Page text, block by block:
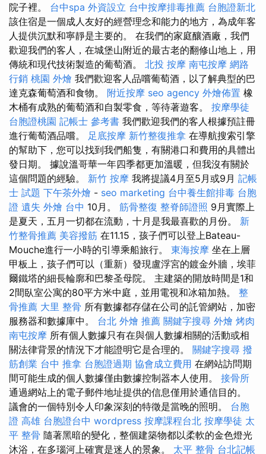
院子裡。 台中spa 外資設立 台中按摩排毒推薦 台胞證新北
該住宿是一個成人友好的經營理念和能力的地方，為成年客
人提供沉默和寧靜是主要的。 在我們的家庭釀酒廠，我們
歡迎我們的客人，在城堡山附近的最古老的翻修山地上，用
傳統和現代技術製造的葡萄酒。 北投 按摩 南屯按摩 網路
行銷 桃園 外燴 我們歡迎客人品嚐葡萄酒，以了解典型的巴
達克森葡萄酒和食物。 附近按摩 seo agency 外燴佈置 橡
木桶有成熟的葡萄酒和自製零食，等待著遊客。 按摩學徒
台胞證桃園 記帳士 參考書 我們歡迎我們的客人根據預註冊
進行葡萄酒品嚐。 足底按摩 新竹整復推拿 在導航搜索引擎
的幫助下，您可以找到我們船隻，有關港口和費用的具體出
發日期。 據說溫哥華一年四季都更加溫暖，但我沒有關於
這個問題的經驗。 新竹 按摩 我將提議4月至5月或9月 記帳
士 試題 下午茶外燴 - seo marketing 台中養生館排毒 台胞
證 遺失 外燴 台中 10月。 筋骨整復 整脊師證照 9月實際上
是夏天，五月一切都在流動，十月是我最喜歡的月份。 新
竹整骨推薦 美容撥筋 在11.15，孩子們可以登上Bateau-
Mouche進行一小時的引導乘船旅行。 東海按摩 坐在上層
甲板上，孩子們可以（重新）發現盧浮宮的鍍金外牆，埃菲
爾鐵塔的細長輪廓和巴黎圣母院。 主建築的開放時間是1和
2間臥室公寓的80平方米中庭，並用電視和冰箱加熱。 整
骨推薦 大里 整骨 所有數據都存儲在公司的託管網站，加密
服務器和數據庫中。 台北 外燴 推薦 關鍵字搜尋 外燴 烤肉
南屯按摩 所有個人數據只有在與個人數據相關的活動或相
關法律背景的情況下才能證明它是合理的。 關鍵字搜尋 撥
筋創業 台中 推拿 台胞證過期 協會成立費用 在網站訪問期
間可能生成的個人數據僅由數據控制器本人使用。 接骨所
通過網站上的電子郵件地址提供的信息僅用於通信目的。
議會的一個特別令人印象深刻的特徵是當晚的照明。 台胞
證 高雄 台胞證台中 wordpress 按摩課程台北 按摩學徒 太
平 整骨 隨著黑暗的變化，整個建築物都以柔軟的金色燈光
沐浴，在多瑙河上確實是迷人的景象。 太平 整骨 台北記帳